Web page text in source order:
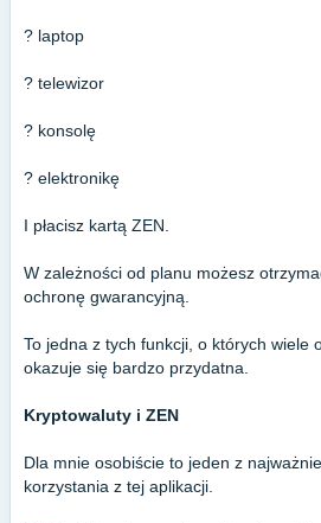
? laptop
? telewizor
? konsolę
?️ elektronikę
I płacisz kartą ZEN.
W zależności od planu możesz
ochronę gwarancyjną.
To jedna z tych funkcji, o których wiele
okazuje się bardzo przydatna.
Kryptowaluty i ZEN
Dla mnie osobiście to jeden z
korzystania z tej aplikacji.